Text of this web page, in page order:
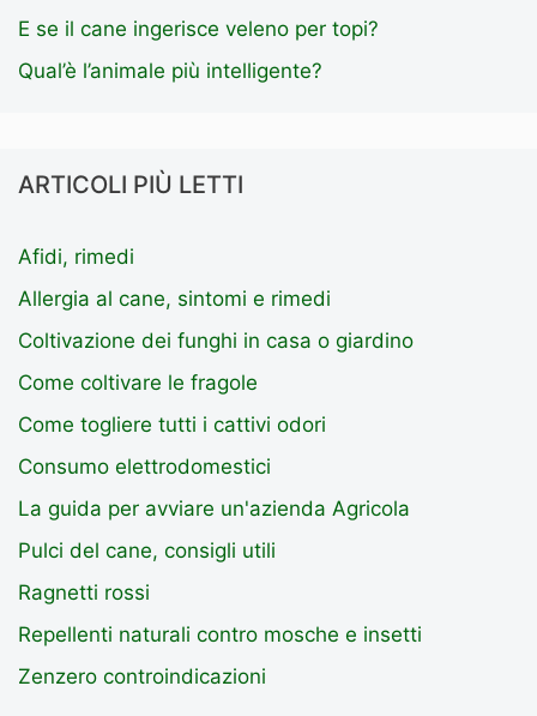
E se il cane ingerisce veleno per topi?
Qual’è l’animale più intelligente?
ARTICOLI PIÙ LETTI
Afidi, rimedi
Allergia al cane, sintomi e rimedi
Coltivazione dei funghi in casa o giardino
Come coltivare le fragole
Come togliere tutti i cattivi odori
Consumo elettrodomestici
La guida per avviare un'azienda Agricola
Pulci del cane, consigli utili
Ragnetti rossi
Repellenti naturali contro mosche e insetti
Zenzero controindicazioni